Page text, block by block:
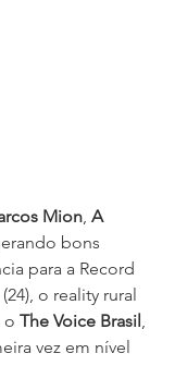
Mion, A
bons
para a Record
o reality rural
o The Voice Brasil,
vez em nível